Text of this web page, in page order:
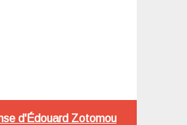
d'Édouard Zotomou